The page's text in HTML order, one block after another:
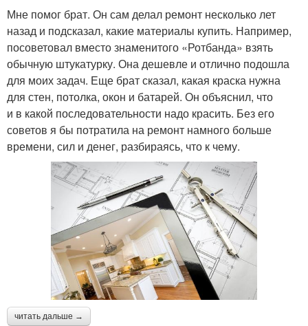
Мне помог брат. Он сам делал ремонт несколько лет
назад и подсказал, какие материалы купить. Например,
посоветовал вместо знаменитого «Ротбанда» взять
обычную штукатурку. Она дешевле и отлично подошла
для моих задач. Еще брат сказал, какая краска нужна
для стен, потолка, окон и батарей. Он объяснил, что
и в какой последовательности надо красить. Без его
советов я бы потратила на ремонт намного больше
времени, сил и денег, разбираясь, что к чему.
читать дальше →